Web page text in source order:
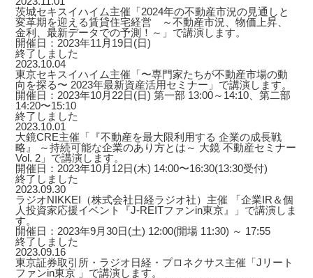
茨城セキスイハイム主催「2024年の不動産市況の見通しと
変革期を迎える賃貸住宅経営 ～不動産市況、物価上昇、
金利、最新データでの予測！～」で講演します。
開催日：2023年11月19日(日)
終了しました
2023.10.04
東京セキスイハイム主催「〜専門家たちが不動産市場の動
向を探る〜 2023年最新資産活用セミナー」で講演します。
開催日：2023年10月22日(日) 第一部 13:00～14:10、第二部
14:20〜15:10
終了しました
2023.10.01
大鏡CRE主催「『不動産を最大限利用する 企業の成長戦
略』 ～持続可能な企業のあり方とは～ 大鏡 不動産セミナー
Vol. 2」で講演します。
開催日：2023年10月12日(木) 14:00〜16:30(13:30受付)
終了しました
2023.09.30
ラジオNIKKEI（株式会社日経ラジオ社）主催 「企業IR＆個
人投資家応援イベント『J-REITファンin東京』」で講演しま
す。
開催日：2023年9月30日(土) 12:00(開場 11:30) ～ 17:55
終了しました
2023.09.16
東京証券取引所・ラジオ日経・プロネクサス主催「Jリート
ファンin東京 」で講演します。